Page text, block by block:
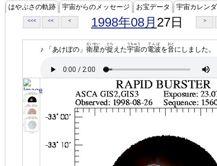
はやぶさの軌跡 宇宙からのメッセージ お宝データ 宇宙カレン
<<< << < 1998年08月 27日 >
♪ 「あけぼの」 衛星
えいせい
が捉
とら
えた宇宙
うちゅう
の電波
でんぱ
を音
おと
にしました。